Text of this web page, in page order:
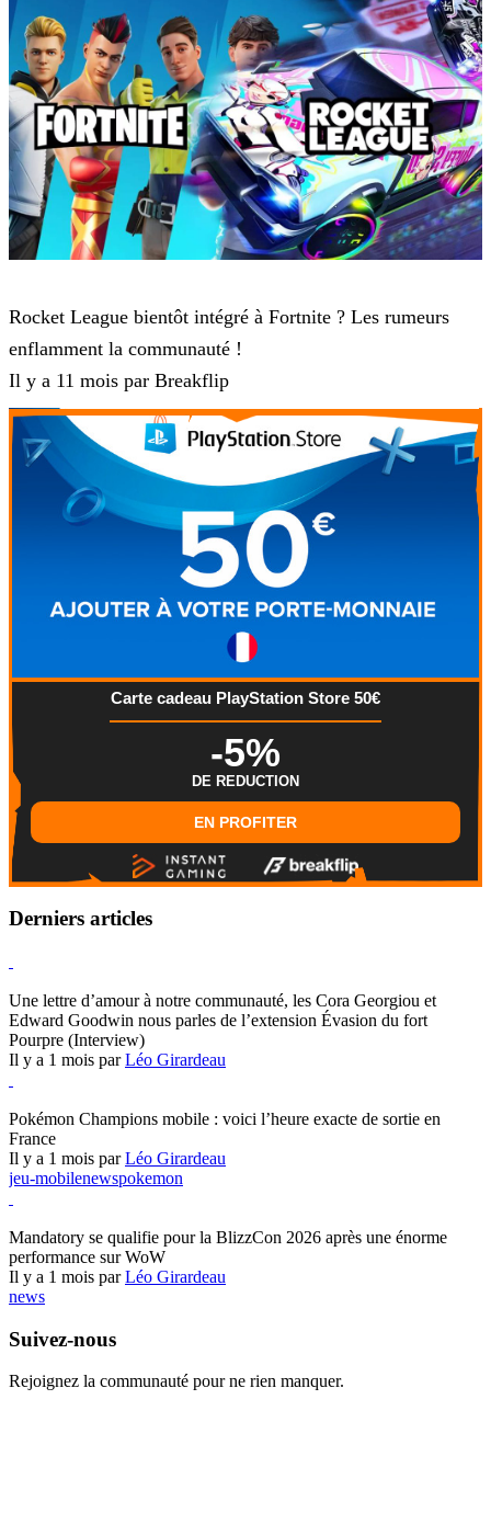
Rocket League bientôt intégré à Fortnite ? Les rumeurs
enflamment la communauté !
Il y a 11 mois par Breakflip
Carte cadeau PlayStation Store 50€
-5%
DE REDUCTION
EN PROFITER
Derniers articles
Une lettre d’amour à notre communauté, les Cora Georgiou et
Edward Goodwin nous parles de l’extension Évasion du fort
Pourpre (Interview)
Il y a 1 mois parLéo Girardeau
Pokémon Champions mobile : voici l’heure exacte de sortie en
France
Il y a 1 mois parLéo Girardeau
jeu-mobilenewspokemon
Mandatory se qualifie pour la BlizzCon 2026 après une énorme
performance sur WoW
Il y a 1 mois parLéo Girardeau
news
Suivez-nous
Rejoignez la communauté pour ne rien manquer.